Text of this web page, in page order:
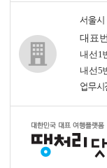
서울
대표
내선1
내선5
업무